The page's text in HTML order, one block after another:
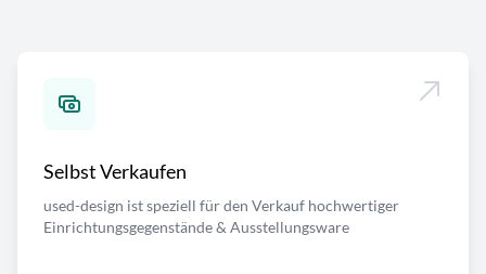
Selbst Verkaufen
used-design ist speziell für den Verkauf hochwertiger
Einrichtungsgegenstände & Ausstellungsware